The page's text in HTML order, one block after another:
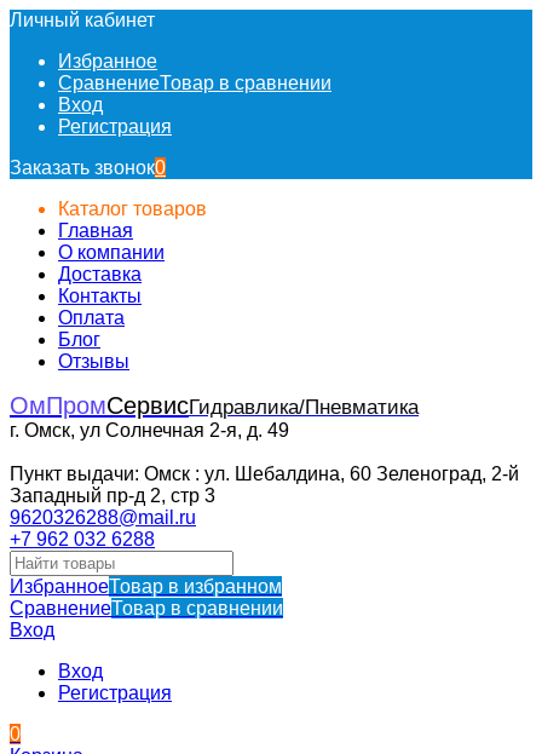
Личный кабинет
Избранное
СравнениеТовар в сравнении
Вход
Регистрация
Заказать звонок0
Каталог товаров
Главная
О компании
Доставка
Контакты
Оплата
Блог
Отзывы
ОмПромСервисГидравлика/Пневматика
г. Омск, ул Солнечная 2-я, д. 49
Пункт выдачи: Омск : ул. Шебалдина, 60 Зеленоград, 2-й
Западный пр-д 2, стр 3
9620326288@mail.ru
+7 962 032 6288
ИзбранноеТовар в избранном
СравнениеТовар в сравнении
Вход
Вход
Регистрация
0